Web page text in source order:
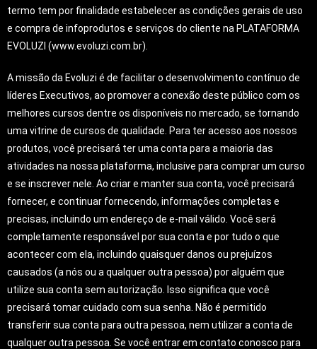
termo tem por finalidade estabelecer as condições gerais de uso
e compra de infoprodutos e serviços do cliente na PLATAFORMA
EVOLUZI (www.evoluzi.com.br).
A missão da Evoluzi é de facilitar o desenvolvimento contínuo de
líderes Executivos, ao promover a conexão deste público com os
melhores cursos dentre os disponíveis no mercado, se tornando
uma vitrine de cursos de qualidade. Para ter acesso aos nossos
produtos, você precisará ter uma conta para a maioria das
atividades na nossa plataforma, inclusive para comprar um curso
e se inscrever nele. Ao criar e manter sua conta, você precisará
fornecer, e continuar fornecendo, informações completas e
precisas, incluindo um endereço de e-mail válido. Você será
completamente responsável por sua conta e por tudo o que
acontecer com ela, incluindo quaisquer danos ou prejuízos
causados (a nós ou a qualquer outra pessoa) por alguém que
utilize sua conta sem autorização. Isso significa que você
precisará tomar cuidado com sua senha. Não é permitido
transferir sua conta para outra pessoa, nem utilizar a conta de
qualquer outra pessoa. Se você entrar em contato conosco para